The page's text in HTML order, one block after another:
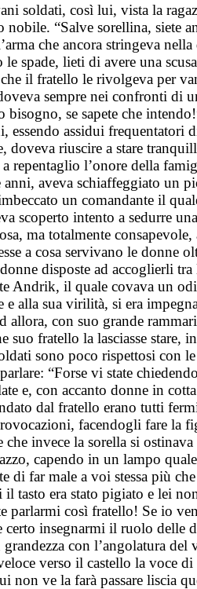
soldati, così lui, vista la
“Salve sorellina, siete
che ancora stringeva
spade, lieti di avere una
il fratello le rivolgeva per
sempre nei confronti di
se sapete che
assidui frequentatori
riuscire a stare
repentaglio l’onore della
aveva schiaffeggiato un
un comandante il
scoperto intento a sedurre
ma totalmente consapevole,
a cosa servivano le donne
disposte ad accoglierli
Andrik, il quale covava un
e alla sua virilità, si era
allora, con suo grande
suo fratello la lasciasse stare,
sono poco rispettosi con
“Forse vi state
e, con accanto donne in
dal fratello erano tutti
facendogli fare la
invece la sorella si
capendo in un lampo
di far male a voi stessa più
tasto era stato pigiato e lei
parlarmi così fratello! Se io
insegnarmi il ruolo delle
con l’angolatura del
verso il castello la voce
ve la farà passare liscia